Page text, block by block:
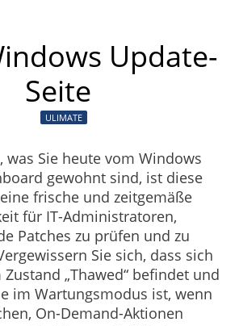
Update-
Seite
ULIMATE
was Sie heute vom Windows
gewohnt sind, ist diese
frische und zeitgemäße
für IT-Administratoren,
Patches zu prüfen und zu
Sie sich, dass sich
Zustand „Thawed“ befindet und
im Wartungsmodus ist, wenn
On-Demand-Aktionen